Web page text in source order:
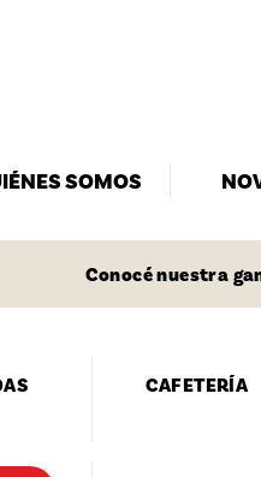
SOMOS
Conocé nuestra
CAFETERÍA